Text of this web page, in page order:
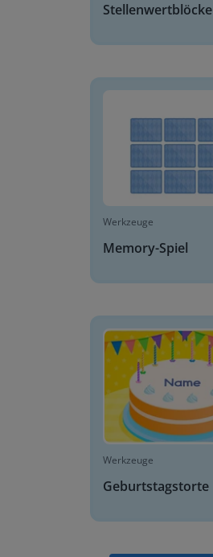
Stellenwertblöcke
Werkzeuge
Memory-Spiel
Werkzeuge
Geburtstagstorte